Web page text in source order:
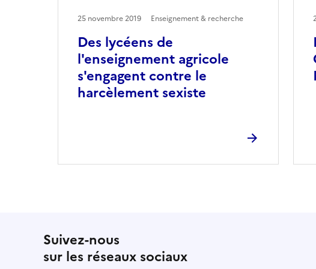
Des lycéens de
l'enseignement agricole
s'engagent contre le
harcèlement sexiste
25 novembre 2019 Enseignement & recherche
Suivez-nous
sur les réseaux sociaux